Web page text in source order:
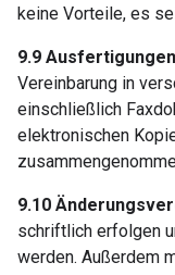
keine Vorteile, es
9.9
Vereinbarung in
einschließlich
elektronischen
9.10
schriftlich erfolgen
werden. Außerdem